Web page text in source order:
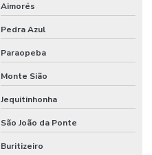
Aimorés
Pedra Azul
Paraopeba
Monte Sião
Jequitinhonha
São João da Ponte
Buritizeiro